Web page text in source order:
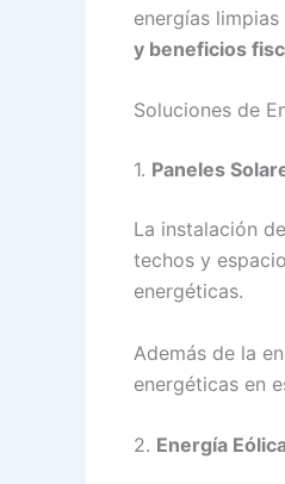
energías
y beneficios
Soluciones de
1. Paneles
La instalación de
techos y
energéticas.
Además de la
energéticas en
2. Energía